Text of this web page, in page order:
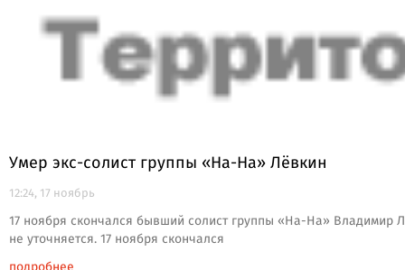
Умер экс-солист группы «На-На» Лёвкин
12:24, 17 ноябрь
17 ноября скончался бывший солист группы «На-На» Владимир
не уточняется. 17 ноября скончался